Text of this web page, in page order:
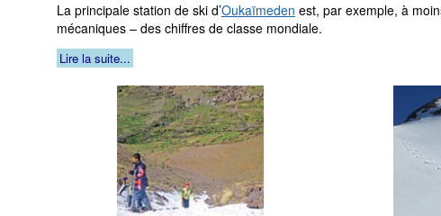
La principale station de ski d’Oukaïmeden est, par exemple, à
mécaniques – des chiffres de classe mondiale.
Lire la suite...